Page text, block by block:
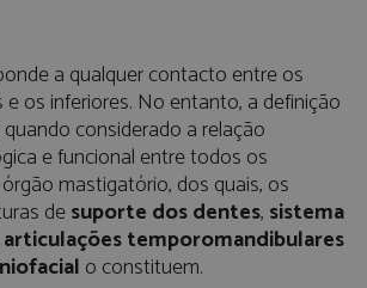
a qualquer contacto entre os
os inferiores. No entanto, a definição
considerado a relação
e funcional entre todos os
mastigatório, dos quais, os
desuporte dos dentes, sistema
articulaçõestemporomandibulares
o constituem.